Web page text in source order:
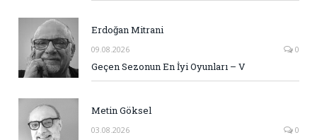
Erdoğan Mitrani
09.08.2026 0
Geçen Sezonun En İyi Oyunları – V
Metin Göksel
03.08.2026 0